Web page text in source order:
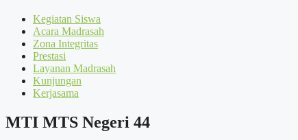
Kegiatan Siswa
Acara Madrasah
Zona Integritas
Prestasi
Layanan Madrasah
Kunjungan
Kerjasama
MTI MTS Negeri 44